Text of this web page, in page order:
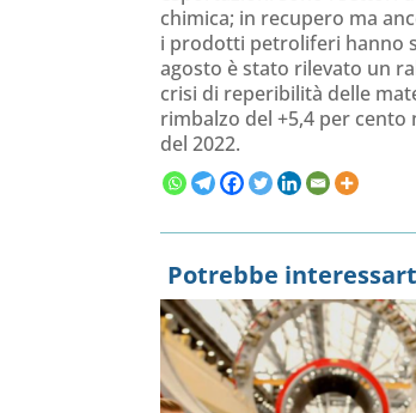
chimica; in recupero ma
i prodotti petroliferi hanno
agosto è stato rilevato un
crisi di reperibilità delle
rimbalzo del +5,4 per
del 2022.
Potrebbe